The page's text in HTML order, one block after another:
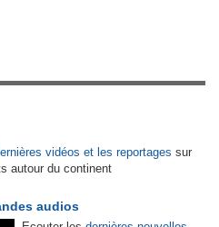
vidéos et les reportages sur
autour du continent
audios